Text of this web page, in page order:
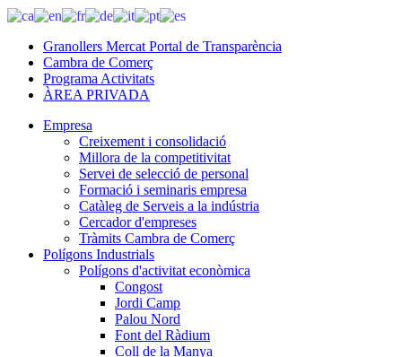
Granollers Mercat Portal de Transparència
Cambra de Comerç
Programa Activitats
ÀREA PRIVADA
Empresa
Creixement i consolidació
Millora de la competitivitat
Servei de selecció de personal
Formació i seminaris empresa
Catàleg de Serveis a la indústria
Cercador d'empreses
Tràmits Cambra de Comerç
Polígons Industrials
Polígons d'activitat econòmica
Congost
Jordi Camp
Palou Nord
Font del Ràdium
Coll de la Manya